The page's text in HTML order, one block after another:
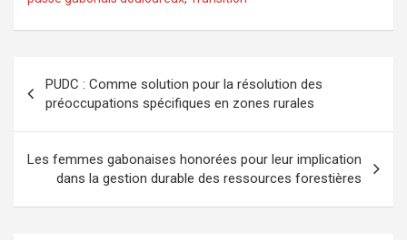
de
l’article
PUDC : Comme solution pour la résolution des
préoccupations spécifiques en zones rurales
Les femmes gabonaises honorées pour leur implication
dans la gestion durable des ressources forestières